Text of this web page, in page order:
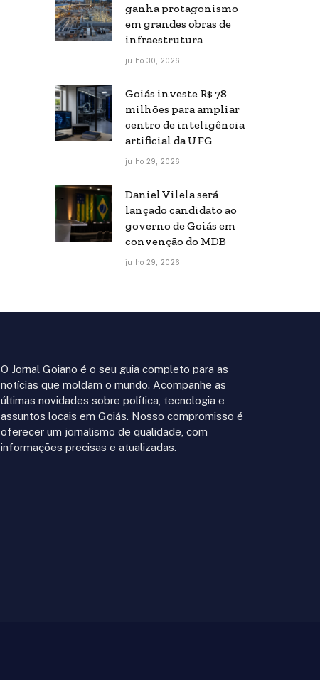
ganha protagonismo
em grandes obras de
infraestrutura
julho 30, 2026
Goiás investe R$ 78
milhões para ampliar
centro de inteligência
artificial da UFG
julho 29, 2026
Daniel Vilela será
lançado candidato ao
governo de Goiás em
convenção do MDB
julho 29, 2026
O Jornal Goiano é o seu guia completo para as
notícias que moldam o mundo. Acompanhe as
últimas novidades sobre política, tecnologia e
assuntos locais em Goiás. Nosso compromisso é
oferecer um jornalismo de qualidade, com
informações precisas e atualizadas.